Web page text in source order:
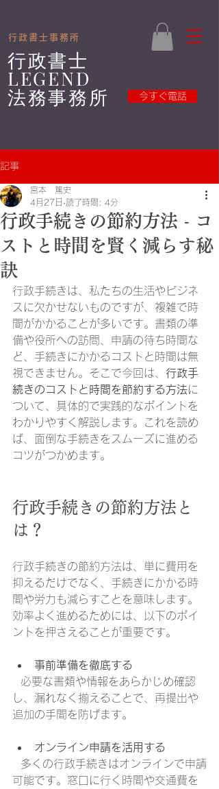
​行政書士事務所
今すぐ電話
​行政書士
LEGEND
法務事務所
記事
行政手続きの節約方法 - コ
ストと時間を賢く減らす秘
訣
宮本 篤史
4月27日 読了時間: 4分
行政手続きは、私たちの生活やビジネ
スに欠かせないものですが、複雑で時
間がかかることが多いです。書類の準
備や役所への訪問、申請の待ち時間な
ど、手続きにかかるコストと時間は無
視できません。そこで今回は、 行政手
続きのコストと時間を節約する方法に
ついて、具体的で実践的なポイントを
わかりやすく解説します。これを読め
ば、面倒な手続きをスムーズに進める
コツがつかめます。
行政手続きの節約方法と
は？
行政手続きの節約方法は、単に費用を
抑えるだけでなく、手続きにかかる時
間や労力も減らすことを意味します。
効率よく進めるためには、以下のポイ
ントを押さえることが重要です。
事前準備を徹底する
し、漏れなく揃えることで、再提出や
追加の手間を防げます。
オンライン申請を活用する
可能です。窓口に行く時間や交通費を